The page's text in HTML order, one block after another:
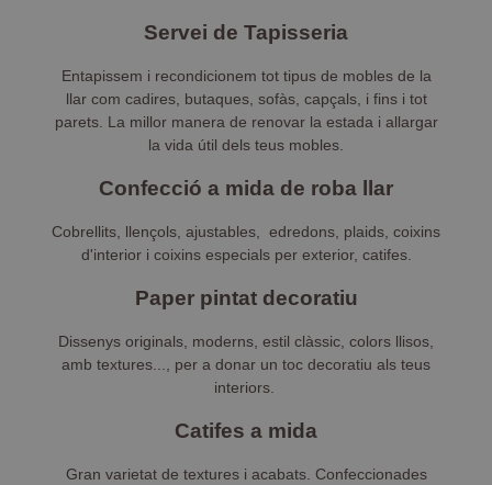
Servei de Tapisseria
Entapissem i recondicionem tot tipus de mobles de la
llar com cadires, butaques, sofàs, capçals, i fins i tot
parets. La millor manera de renovar la estada i allargar
la vida útil dels teus mobles.
Confecció a mida de roba llar
Cobrellits, llençols, ajustables, edredons, plaids, coixins
d'interior i coixins especials per exterior, catifes.
Paper pintat decoratiu
Dissenys originals, moderns, estil clàssic, colors llisos,
amb textures..., per a donar un toc decoratiu als teus
interiors.
Catifes a mida
Gran varietat de textures i acabats. Confeccionades